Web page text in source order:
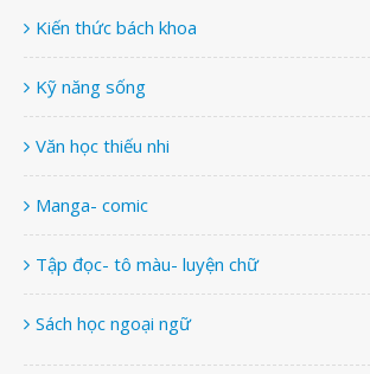
Kiến thức bách khoa
Kỹ năng sống
Văn học thiếu nhi
Manga- comic
Tập đọc- tô màu- luyện chữ
Sách học ngoại ngữ